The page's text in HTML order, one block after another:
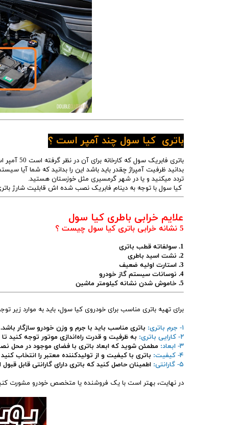
باتری کیا سول چند آمپر است ؟
باتری
بدانید ظرفیت آمپراژ چقدر باید باشد این را بدانید که شما آیا
تردد میکنید و یا در شهر گرمسیری مثل خوزستان هستید.
کیا سول با توجه به دینام فابریک نصب شده اش قابلیت شارژ باتری 60آمپری را
علایم خرابی باطری کیا سول
5 نشانه خرابی باتری کیا سول چیست ؟
1. سولفاته قطب باتری
2. نشت اسید باطری
3. استارت اولیه ضعیف
4. نوسانات سیستم گاز خودرو
5. خاموش شدن نشانه کیلومتر ماشین
برای تهیه باتری مناسب برای خودروی کیا سول، باید به موارد زیر
۱- جرم باتری:
باتری مناسب باید با جرم و وزن خودرو سازگار باشد.
۲- کارایی باتری:
به ظرفیت و قدرت راه‌اندازی موتور توجه کنید تا
۳- ابعاد:
مطمئن شوید که ابعاد باتری با فضای موجود در محل
۴- کیفیت:
باتری با کیفیت و از تولیدکننده معتبر را انتخاب
۵- گارانتی:
اطمینان حاصل کنید که باتری دارای گارانتی قابل
در نهایت، بهتر است با یک فروشنده یا متخصص خودرو مشورت کنید